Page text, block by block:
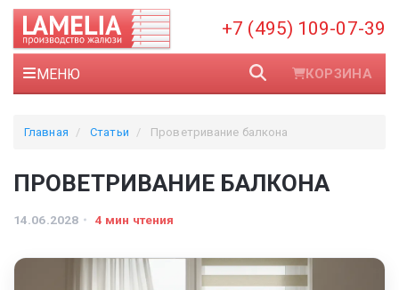
+7 (495) 109-07-39
МЕНЮ КОРЗИНА
Главная Статьи Проветривание балкона
ПРОВЕТРИВАНИЕ БАЛКОНА
14.06.2028 4 мин чтения